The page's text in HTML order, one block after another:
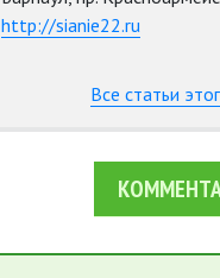
http://sianie22.ru
Все статьи